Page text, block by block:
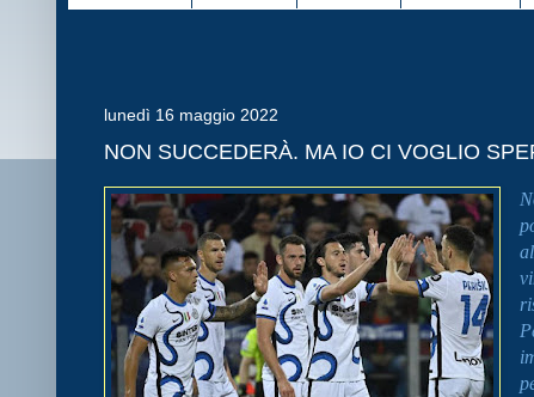
lunedì 16 maggio 2022
NON SUCCEDERÀ. MA IO CI VOGLIO